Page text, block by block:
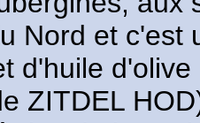
Nord et c'est
d'huile
ZITDEL